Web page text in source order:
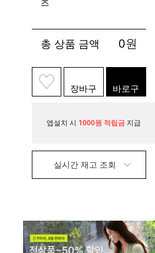
즈
총 상품 금액 0원
장바구
니
바로구
매
앱설치 시 1000원 적립금 지급
실시간 재고 조회